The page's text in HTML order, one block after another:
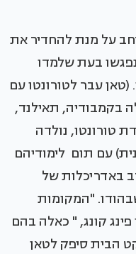
על מנת להחדיר את
בעת שלמדו
(טאן עבר לטורונטו עם
בקמבודיה, תאילנד,
טורונטו, נולדה
עם תום לימודיהם
באדריכלות של
"המקומות
קונג, " כאלה בהם
הבית סיפק לטאן